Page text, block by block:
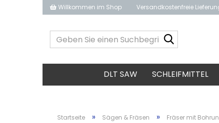
Willkommen im Shop Versandkostenfreie
Sie
ein...
DLT SAW SCHLEIFMITTEL
Startseite » Sägen & Fräsen » Fräser mit